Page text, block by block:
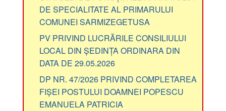
DE SPECIALITATE AL PRIMARULUI
COMUNEI SARMIZEGETUSA
PV PRIVIND LUCRĂRILE CONSILIULUI
LOCAL DIN ȘEDINȚA ORDINARA DIN
DATA DE 29.05.2026
DP NR. 47/2026 PRIVIND COMPLETAREA
FIȘEI POSTULUI DOAMNEI POPESCU
EMANUELA PATRICIA